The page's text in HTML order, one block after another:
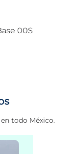
00S
todo México.